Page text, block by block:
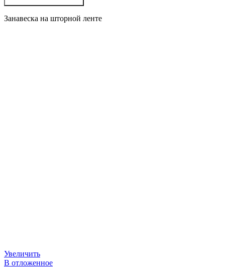
Занавеска на шторной ленте
Увеличить
В отложенное